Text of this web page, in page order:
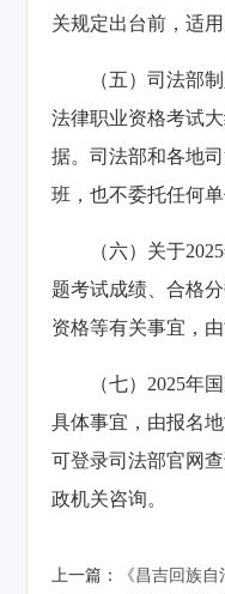
关规定出台前，适
（五）司法部
法律职业资格考试
据。司法部和各地
班，也不委托任何
（六）关于
题考试成绩、合格
资格等有关事宜，
（七）2025年
具体事宜，由报名
可登录司法部官网
政机关咨询。
上一篇：
《昌吉回族自